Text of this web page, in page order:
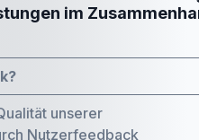
im
unserer
Nutzerfeedback